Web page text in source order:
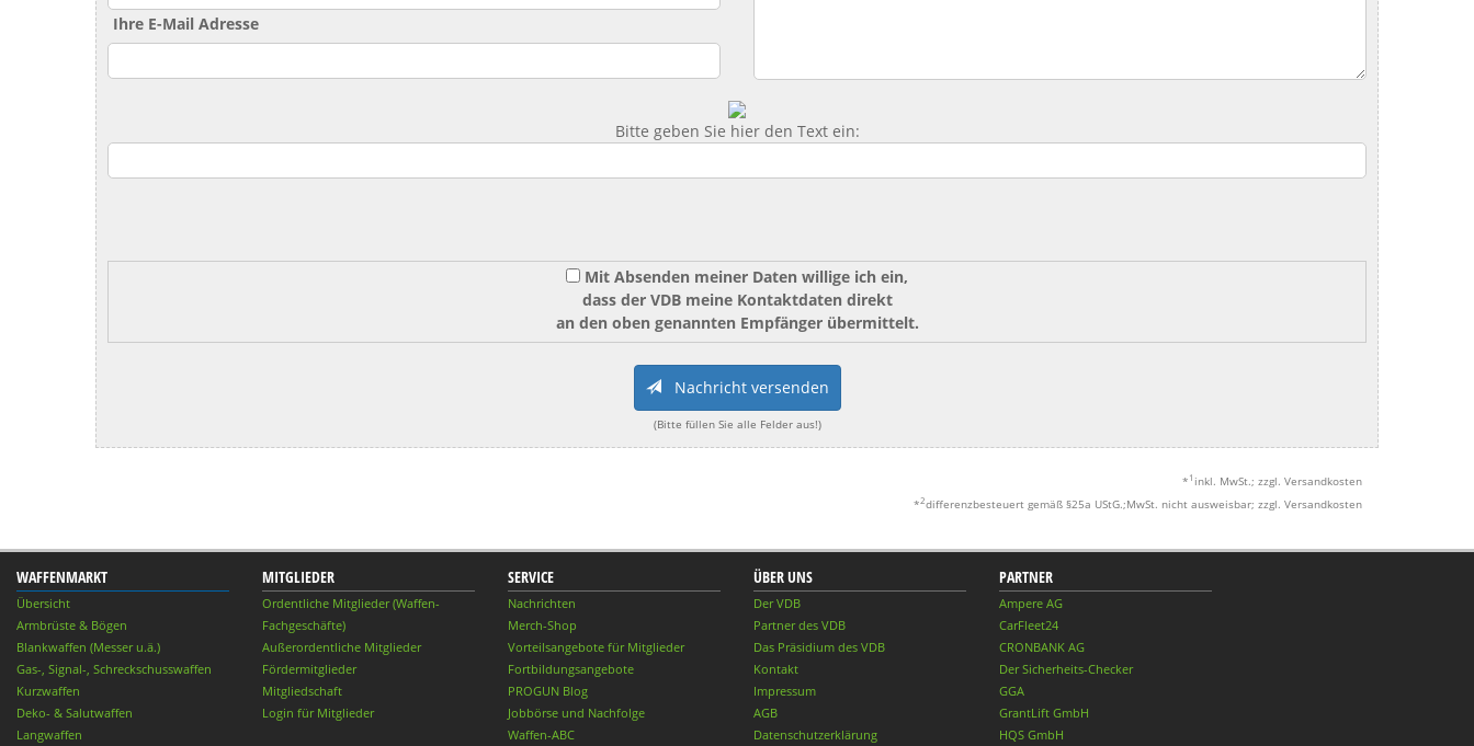
Ihre E-Mail Adresse
Bitte geben Sie hier den Text ein:
Mit Absenden meiner Daten willige ich ein,
dass der VDB meine Kontaktdaten direkt
an den oben genannten Empfänger übermittelt.
Nachricht versenden
(Bitte füllen Sie alle Felder aus!)
* 1 inkl. MwSt.; zzgl. Versandkosten
*2differenzbesteuert gemäß §25a UStG.;MwSt. nicht ausweisbar; zzgl. Versandkosten
WAFFENMARKT
Übersicht
Armbrüste & Bögen
Blankwaffen (Messer u.ä.)
Gas-, Signal-, Schreckschusswaffen
Kurzwaffen
Deko- & Salutwaffen
Langwaffen
MITGLIEDER
Ordentliche Mitglieder (Waffen-
Fachgeschäfte)
Außerordentliche Mitglieder
Fördermitglieder
Mitgliedschaft
Login für Mitglieder
SERVICE
Nachrichten
Merch-Shop
Vorteilsangebote für Mitglieder
Fortbildungsangebote
PROGUN Blog
Jobbörse und Nachfolge
Waffen-ABC
ÜBER UNS
Der VDB
Partner des VDB
Das Präsidium des VDB
Kontakt
Impressum
AGB
Datenschutzerklärung
PARTNER
Ampere AG
CarFleet24
CRONBANK AG
Der Sicherheits-Checker
GGA
GrantLift GmbH
HQS GmbH